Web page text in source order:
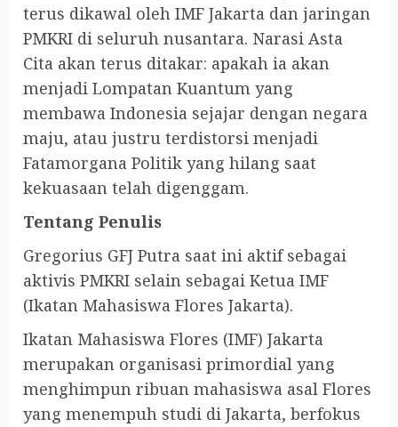
terus dikawal oleh IMF Jakarta dan jaringan
PMKRI di seluruh nusantara. Narasi Asta
Cita akan terus ditakar: apakah ia akan
menjadi Lompatan Kuantum yang
membawa Indonesia sejajar dengan negara
maju, atau justru terdistorsi menjadi
Fatamorgana Politik yang hilang saat
kekuasaan telah digenggam.
Tentang Penulis
Gregorius GFJ Putra saat ini aktif sebagai
aktivis PMKRI selain sebagai Ketua IMF
(Ikatan Mahasiswa Flores Jakarta).
Ikatan Mahasiswa Flores (IMF) Jakarta
merupakan organisasi primordial yang
menghimpun ribuan mahasiswa asal Flores
yang menempuh studi di Jakarta, berfokus